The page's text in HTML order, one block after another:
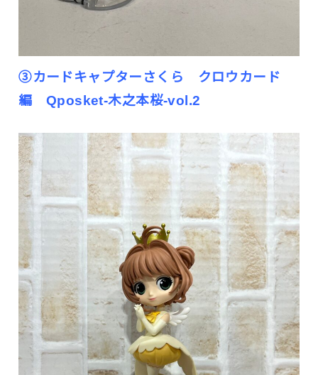
③カードキャプターさくら クロウカード
編 Qposket-木之本桜-vol.2